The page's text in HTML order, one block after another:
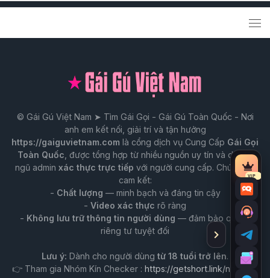
© Gái Gú Việt Nam ➤ Tìm Gái Gọi - Gái Gú Toàn Quốc - Nơi
anh em kết nối, giải trí và tận hưởng
https://gaiguvietnam.com là cổng dịch vụ Cung Cấp Gái Gọi
Toàn Quốc , được tổng hợp từ nhiều nguồn uy tín và do đội
ngũ admin xác thực trực tiếp với người cung cấp. Chúng tôi
cam kết:
- Chất lượng — minh bạch và đáng tin cậy
- Video xác thực rõ ràng
- Không lưu trữ thông tin người dùng — đảm bảo quyền
riêng tư tuyệt đối
Lưu ý: Dành cho người dùng từ 18 tuổi trở lên.
👉 Tham gia Nhóm Kín Checker : https://getshort.link/nhomkin
VIP
Tài
VIP
Trò
Tư
vấn
qua
Tư
Ẩn
thanh
công
cụ